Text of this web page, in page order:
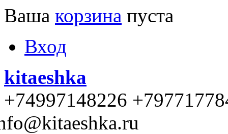
Ваша корзина пуста
Вход
kitaeshka
+74997148226